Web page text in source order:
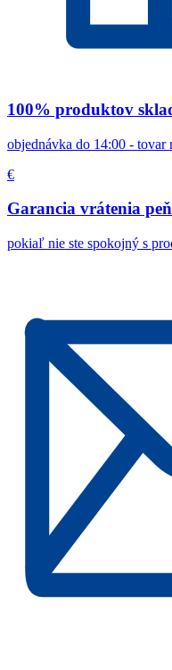
100% produktov
objednávka do 14:00 - tovar
€
Garancia vrátenia
pokiaľ nie ste spokojný s